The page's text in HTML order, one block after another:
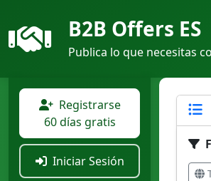
B2B Offers ES
Publica lo que necesitas
Registrarse
60 días gratis
Iniciar Sesión